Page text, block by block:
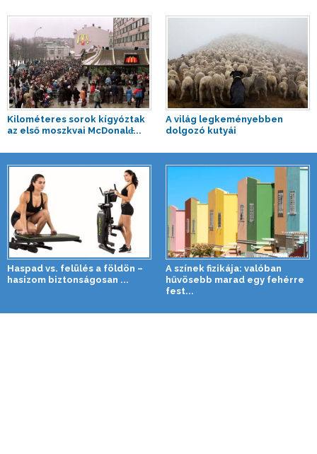
Kilométeres sorok kígyóztak
az első moszkvai McDonald̵...
A világ legkeményebben
dolgozó kutyái
Haspad vs. felülés a földön –
hasizom biztonságosan ...
A színek fizikája: valóban
hűvösebb marad egy fehérre
fest...